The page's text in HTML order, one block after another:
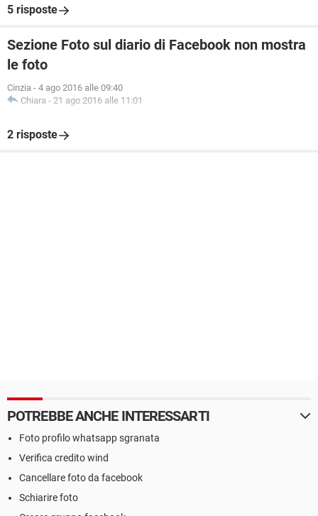
5 risposte
Sezione Foto sul diario di Facebook non mostra
le foto
Cinzia - 4 ago 2016 alle 09:40
Chiara - 21 ago 2016 alle 11:01
2 risposte
POTREBBE ANCHE INTERESSARTI
Foto profilo whatsapp sgranata
Verifica credito wind
Cancellare foto da facebook
Schiarire foto